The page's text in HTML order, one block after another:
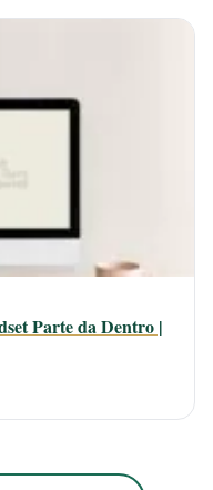
Parte da Dentro |